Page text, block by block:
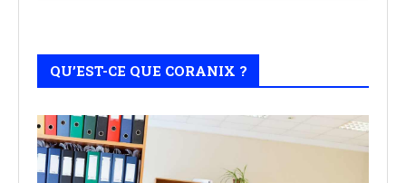
QU’EST-CE QUE CORANIX ?